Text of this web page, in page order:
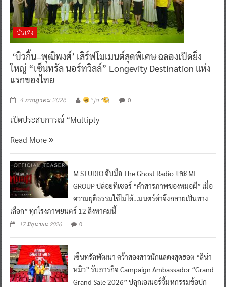
บันเทิง
‘บิวกิ้น–พุฒิพงศ์’ เสิร์ฟโมเมนต์สุดพิเศษ ฉลองเปิดยิ่ง
ใหญ่ “เซ็นทรัล นอร์ทวิลล์” Longevity Destination แห่ง
แรกของไทย
4 กรกฎาคม 2026 ^ jo ^ 0
เปิดประสบการณ์ “Multiply
Read More
M STUDIO จับมือ The Ghost Radio และ MI
GROUP ปล่อยทีเซอร์ “คำสารภาพของหมอผี” เมื่อ
ความยุติธรรมใช้ไม่ได้…มนตร์ดำจึงกลายเป็นทาง
เลือก” ทุกโรงภาพยนตร์ 12 สิงหาคมนี้
17 มิถุนายน 2026 0
เซ็นทรัลพัฒนา คว้าสองสาวนักแสดงสุดฮอต “ลีน่า-
หมิว” รับภารกิจ Campaign Ambassador “Grand
Grand Sale 2026” ปลุกเอเนอร์จี้มหกรรมช้อปก